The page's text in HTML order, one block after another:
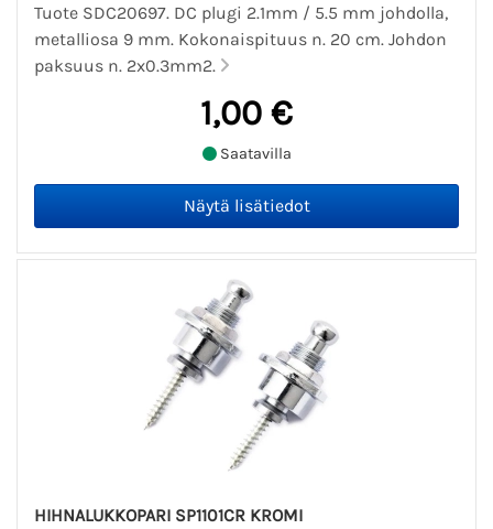
Tuote SDC20697. DC plugi 2.1mm / 5.5 mm johdolla,
metalliosa 9 mm. Kokonaispituus n. 20 cm. Johdon
paksuus n. 2x0.3mm2.
1,00 €
Saatavilla
HIHNALUKKOPARI SP1101CR KROMI